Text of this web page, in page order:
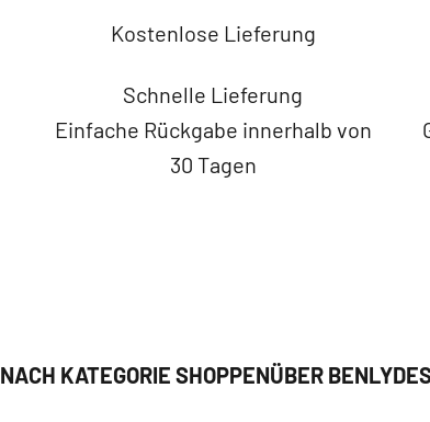
Kostenlose Lieferung
Schnelle Lieferung
Einfache Rückgabe innerhalb von
30 Tagen
NACH KATEGORIE SHOPPENÜBER